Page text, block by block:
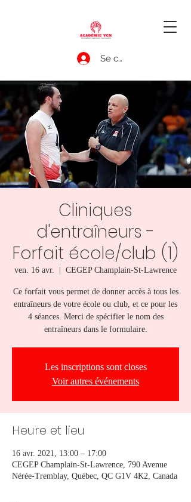
Se connecter
Cliniques
d'entraîneurs -
Forfait école/club (1)
ven. 16 avr. CEGEP Champlain-St-Lawrence
Ce forfait vous permet de donner accès à tous les
entraîneurs de votre école ou club, et ce pour les
4 séances. Merci de spécifier le nom des
entraîneurs dans le formulaire.
Les inscriptions sont closes
Voir autres événements
Heure et lieu
16 avr. 2021, 13:00 – 17:00
CEGEP Champlain-St-Lawrence, 790 Avenue
Nérée-Tremblay, Québec, QC G1V 4K2, Canada